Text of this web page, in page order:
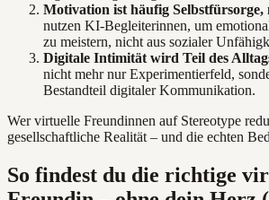
Motivation ist häufig
nutzen KI-Begleiterinnen, um
zu meistern, nicht aus sozialer
Digitale Intimität wird Teil des
nicht mehr nur Experimentierfeld,
Bestandteil digitaler Kommunikation.
Wer virtuelle Freundinnen auf Stereotype
gesellschaftliche Realität – und die echten
So findest du die richtige